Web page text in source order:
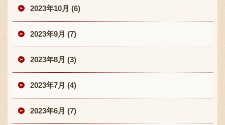
2023年10月 (6)
2023年9月 (7)
2023年8月 (3)
2023年7月 (4)
2023年6月 (7)